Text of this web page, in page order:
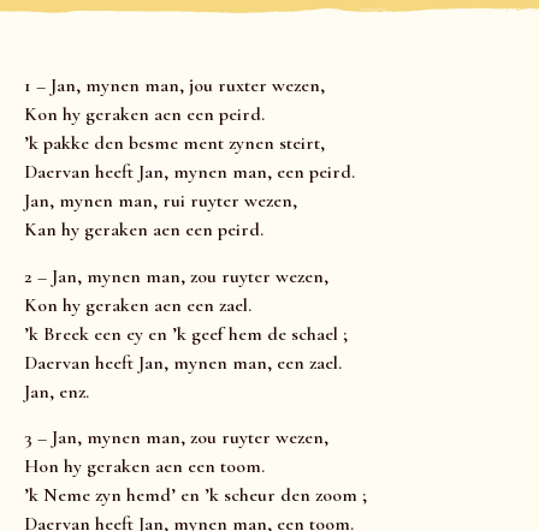
1 – Jan, mynen man, jou ruxter wezen,
Kon hy geraken aen een peird.
’k pakke den besme ment zynen steirt,
Daervan heeft Jan, mynen man, een peird.
Jan, mynen man, rui ruyter wezen,
Kan hy geraken aen een peird.
2 – Jan, mynen man, zou ruyter wezen,
Kon hy geraken aen een zael.
’k Breek een ey en ’k geef hem de schael ;
Daervan heeft Jan, mynen man, een zael.
Jan, enz.
3 – Jan, mynen man, zou ruyter wezen,
Hon hy geraken aen een toom.
’k Neme zyn hemd’ en ’k scheur den zoom ;
Daervan heeft Jan, mynen man, een toom.